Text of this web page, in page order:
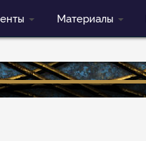
Материалы